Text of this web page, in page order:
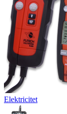
Elektricitet